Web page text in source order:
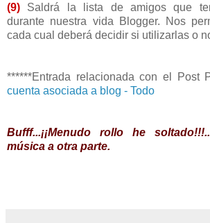
(9) Saldrá la lista de amigos que
durante nuestra vida Blogger. Nos
cada cual deberá decidir si utilizarlas o
******Entrada relacionada con el Post
cuenta asociada a blog - Todo
Bufff...¡¡Menudo rollo he
música a otra parte.